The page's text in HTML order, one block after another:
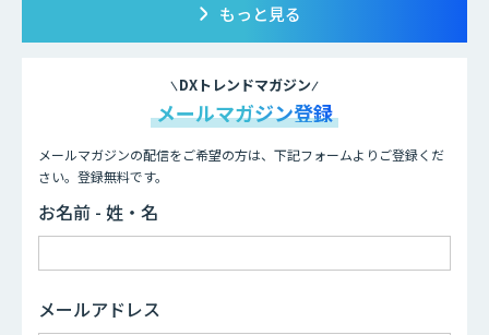
もっと見る
DXトレンドマガジン
メールマガジン登録
メールマガジンの配信をご希望の方は、下記フォームよりご登録くだ
さい。登録無料です。
お名前 - 姓・名
メールアドレス